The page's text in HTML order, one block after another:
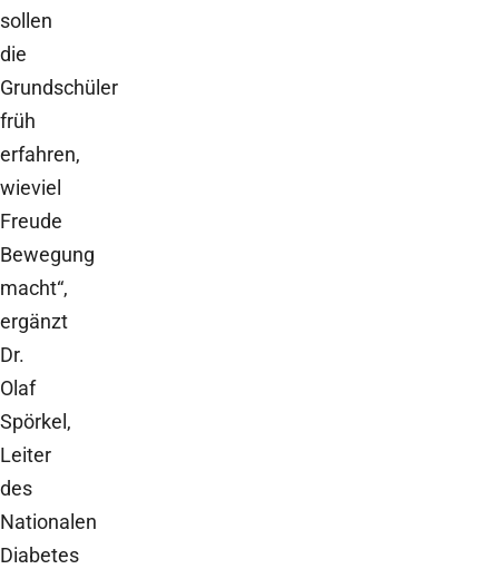
sollen
die
Grundschüler
früh
erfahren,
wieviel
Freude
Bewegung
macht“,
ergänzt
Dr.
Olaf
Spörkel,
Leiter
des
Nationalen
Diabetes